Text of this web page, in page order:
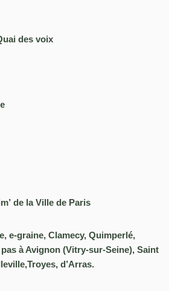
des voix
de la Ville de Paris
e-graine, Clamecy, Quimperlé,
à Avignon (Vitry-sur-Seine), Saint
d’Arras.